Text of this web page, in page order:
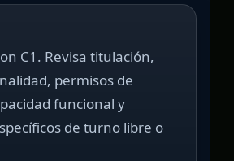
C1. Revisa titulación,
permisos de
funcional y
de turno libre o